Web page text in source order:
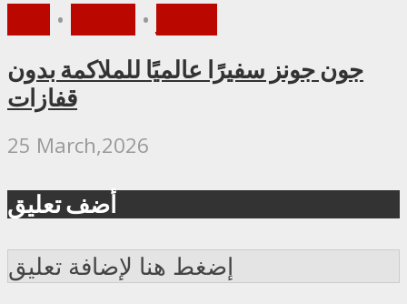
• •
جون جونز سفيرًا عالميًا للملاكمة بدون
قفازات
25 March,2026
أضف تعليق
إضغط هنا لإضافة تعليق